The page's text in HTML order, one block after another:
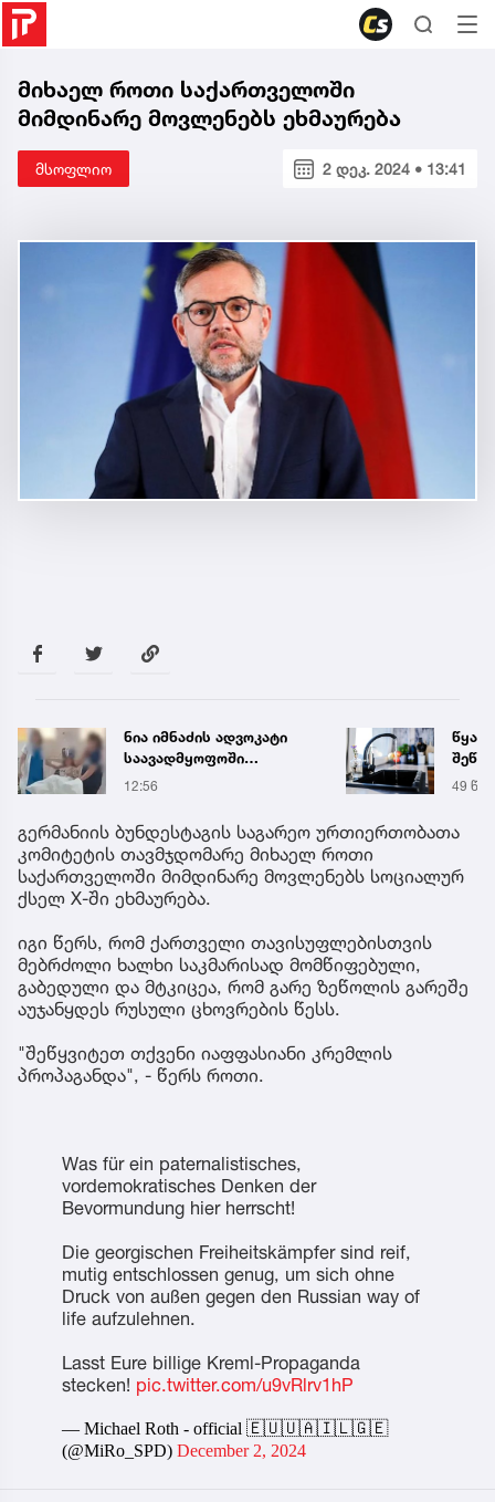
მიხაელ როთი საქართველოში
მიმდინარე მოვლენებს ეხმაურება
მსოფლიო 2 დეკ. 2024 • 13:41
წყალი 16 საათით
შეწყდება - გადაამოწმეთ
მისამართები
49 წუთის წინ
„თუ
16:55
გერმანიის ბუნდესტაგის საგარეო ურთიერთობათა
კომიტეტის თავმჯდომარე მიხაელ როთი
საქართველოში მიმდინარე მოვლენებს სოციალურ
ქსელ X-ში ეხმაურება.
იგი წერს, რომ ქართველი თავისუფლებისთვის
მებრძოლი ხალხი საკმარისად მომწიფებული,
გაბედული და მტკიცეა, რომ გარე ზეწოლის გარეშე
აუჯანყდეს რუსული ცხოვრების წესს.
"შეწყვიტეთ თქვენი იაფფასიანი კრემლის
პროპაგანდა", - წერს როთი.
Was für ein paternalistisches,
vordemokratisches Denken der
Bevormundung hier herrscht!
Die georgischen Freiheitskämpfer sind reif,
mutig entschlossen genug, um sich ohne
Druck von außen gegen den Russian way of
life aufzulehnen.
Lasst Eure billige Kreml-Propaganda
stecken! pic.twitter.com/u9vRlrv1hP
— Michael Roth - official 🇪🇺🇺🇦🇮🇱🇬🇪
(@MiRo_SPD) December 2, 2024